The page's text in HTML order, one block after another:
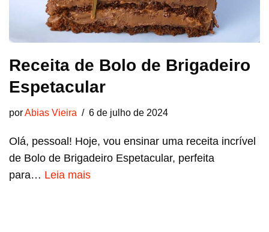
Receita de Bolo de Brigadeiro
Espetacular
porAbias Vieira 6 de julho de 2024
Olá, pessoal! Hoje, vou ensinar uma receita incrível
de Bolo de Brigadeiro Espetacular, perfeita
para… Leia mais